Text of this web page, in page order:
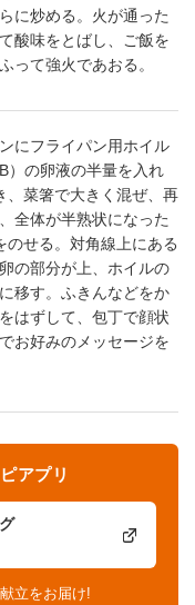
に炒める。火が通った
酸味をとばし、ご飯を
って強火であおる。
にフライパン用ホイル
）の卵液の半量を入れ
、菜箸で大きく混ぜ、再
全体が半熟状になった
のせる。対角線上にある
の部分が上、ホイルの
移す。ふきんなどをか
はずして、包丁で顔状
お好みのメッセージを
アプリ
立をお届け!